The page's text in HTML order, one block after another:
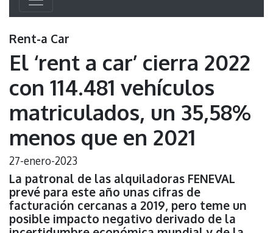
Rent-a Car
El ‘rent a car’ cierra 2022
con 114.481 vehículos
matriculados, un 35,58%
menos que en 2021
27-enero-2023
La patronal de las alquiladoras FENEVAL
prevé para este año unas cifras de
facturación cercanas a 2019, pero teme un
posible impacto negativo derivado de la